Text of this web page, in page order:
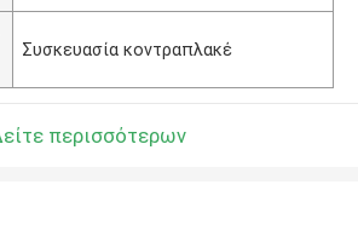
Συσκευασία κοντραπλακέ
περισσότερων